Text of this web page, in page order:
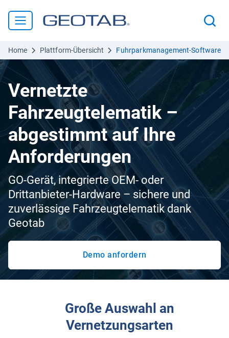
Home Plattform-Übersicht Fuhrparkmanagement-Software
Vernetzte
Fahrzeugtelematik –
abgestimmt auf Ihre
Anforderungen
GO-Gerät, integrierte OEM- oder
Drittanbieter-Hardware – sichere und
zuverlässige Fahrzeugtelematik dank
Geotab
Demo anfordern
Große Auswahl an
Vernetzungsarten